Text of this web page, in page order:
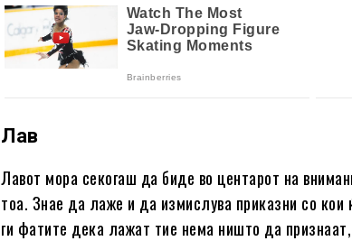
Лав
Лавот мора секогаш да биде во центарот на
тоа. Знае да лаже и да измислува приказни со кои
ги фатите дека лажат тие нема ништо да